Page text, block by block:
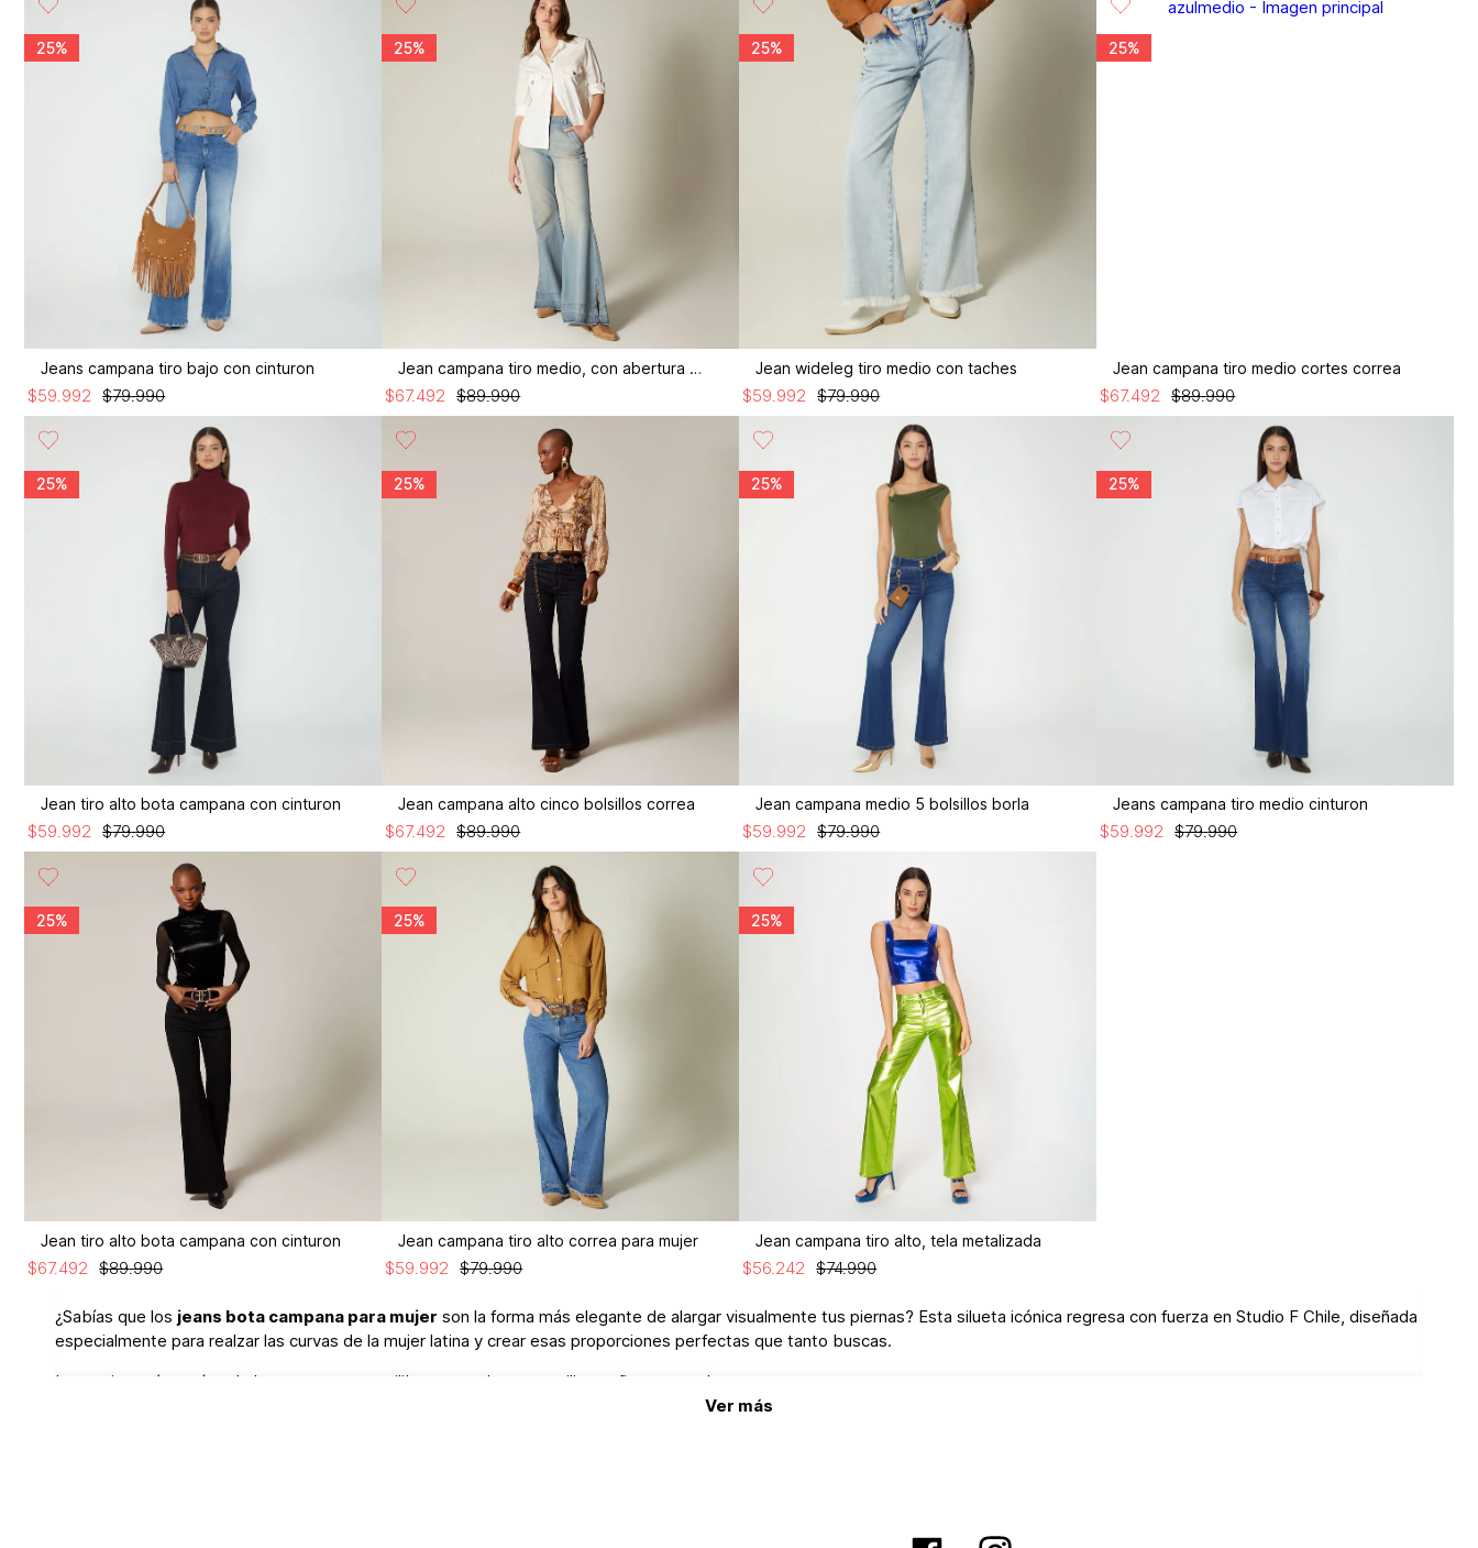
25%
Jeans campana tiro bajo con cinturon
$79.990
$59.992
25%
Jean campana tiro medio, con abertura en costado
$89.990
$67.492
25%
Jean wideleg tiro medio con taches
$79.990
$59.992
25%
Jean campana tiro medio cortes correa
$89.990
$67.492
25%
Jean tiro alto bota campana con cinturon
$79.990
$59.992
25%
Jean campana alto cinco bolsillos correa
$89.990
$67.492
25%
Jean campana medio 5 bolsillos borla
$79.990
$59.992
25%
Jeans campana tiro medio cinturon
$79.990
$59.992
25%
Jean tiro alto bota campana con cinturon
$89.990
$67.492
25%
Jean campana tiro alto correa para mujer
$79.990
$59.992
25%
Jean campana tiro alto, tela metalizada
$74.990
$56.242
¿Sabías que los jeans bota campana para mujer son la forma más elegante de alargar visualmente tus piernas? Esta silueta icónica regresa con fuerza en Studio F Chile, diseñada
especialmente para realzar las curvas de la mujer latina y crear esas proporciones perfectas que tanto buscas.
La magia está en cómo la bota campana equilibra tus caderas y estiliza tu figura completa.
Ver más